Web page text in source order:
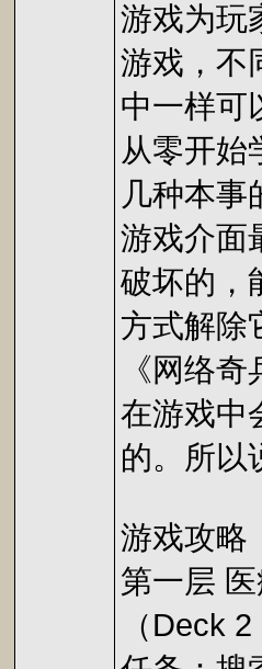
游戏为玩
游戏，不
中一样可
从零开始
几种本事
游戏介面
破坏的，
方式解除
《网络
在游戏中
的。所以
游戏攻略
第一层
（Deck